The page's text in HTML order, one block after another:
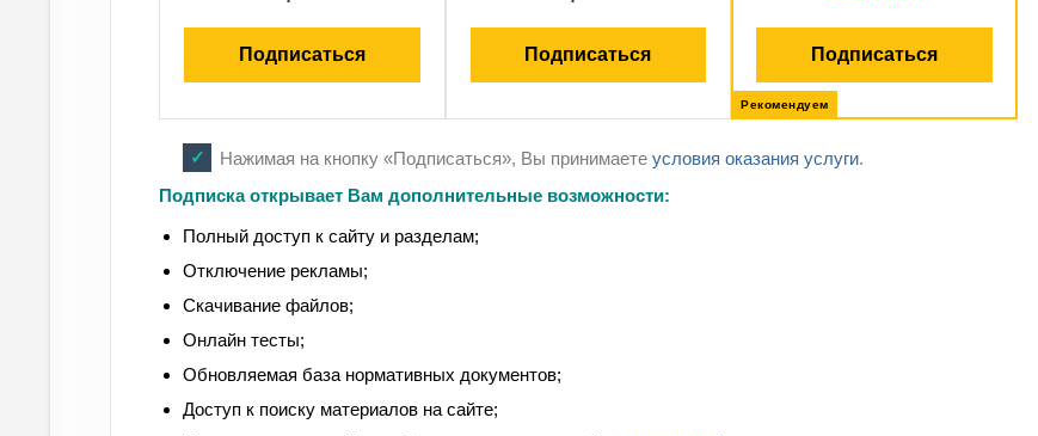
Подписаться Подписаться Подписаться
Рекомендуем
Нажимая на кнопку «Подписаться», Вы принимаете условия оказания услуги.
Подписка открывает Вам дополнительные возможности:
Полный доступ к сайту и разделам;
Отключение рекламы;
Скачивание файлов;
Онлайн тесты;
Обновляемая база нормативных документов;
Доступ к поиску материалов на сайте;